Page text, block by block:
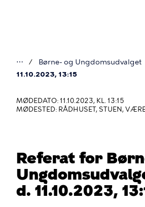
Du
her
⋯ Børne- og Ungdomsudvalget
11.10.2023, 13:15
MØDEDATO: 11.10.2023, KL. 13:15
MØDESTED: RÅDHUSET, STUEN,
Referat for
d. 11.10.2023,